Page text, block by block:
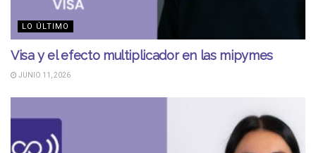
LO ÚLTIMO
Visa y el efecto multiplicador en las mipymes
JUNIO 11, 2026